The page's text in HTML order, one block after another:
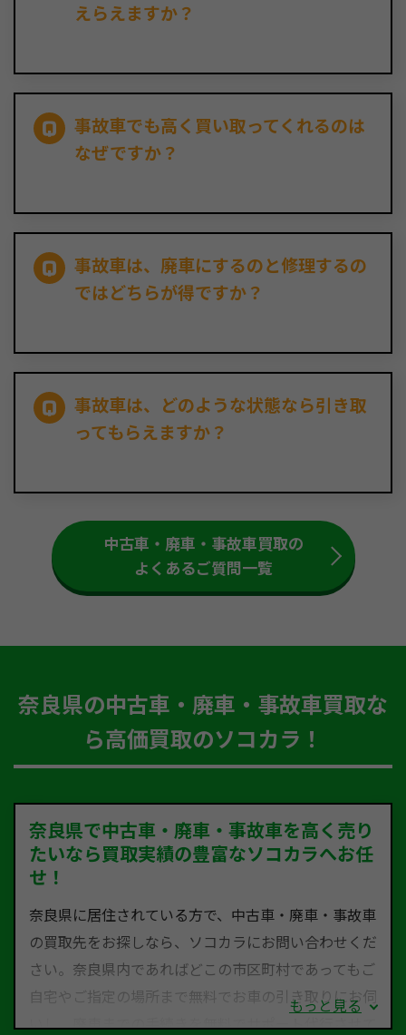
えらえますか？
事故車でも高く買い取ってくれるのは
なぜですか？
事故車は、廃車にするのと修理するの
ではどちらが得ですか？
事故車は、どのような状態なら引き取
ってもらえますか？
中古車・廃車・事故車買取の
よくあるご質問一覧
奈良県の中古車・廃車・事故車買取な
ら高価買取のソコカラ！
奈良県で中古車・廃車・事故車を高く売り
たいなら買取実績の豊富なソコカラへお任
せ！
奈良県に居住されている方で、中古車・廃車・事故車
の買取先をお探しなら、ソコカラにお問い合わせくだ
さい。奈良県内であればどこの市区町村であってもご
自宅やご指定の場所まで無料でお車の引き取りにお伺
いし、廃車までの手続きを無料でサポート代行させて
もっと見る